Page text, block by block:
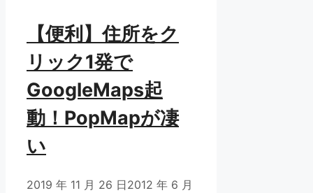
【便利】住所をク
リック1発で
GoogleMaps起
動！PopMapが凄
い
2019 年 11 月 26 日2012 年 6 月